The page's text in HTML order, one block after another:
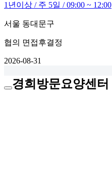
1년이상 / 주 5일 / 09:00 ~ 12:00
서울 동대문구
협의 면접후결정
2026-08-31
경희방문요양센터